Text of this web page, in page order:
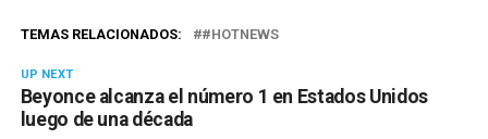
TEMAS RELACIONADOS: #HOTNEWS
UP NEXT
Beyonce alcanza el número 1 en Estados Unidos
luego de una década